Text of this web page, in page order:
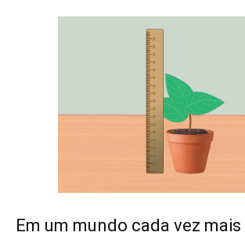
Em um mundo cada vez